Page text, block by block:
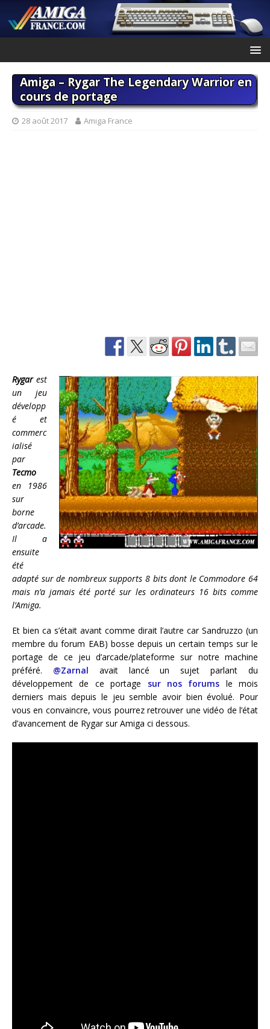
Amiga – Rygar The Legendary Warrior en
cours de portage
28 août 2017 Amiga France
Rygarest
un jeu
développ
é et
commerc
ialisé
par
Tecmo
en 1986
sur
borne
d’arcade.
Il a
ensuite
été
adapté sur de nombreux supports 8 bits dont le Commodore 64
mais n’a jamais été porté sur les ordinateurs 16 bits comme
l’Amiga.
Et bien ca s’était avant comme dirait l’autre car Sandruzzo (un
membre du forum EAB) bosse depuis un certain temps sur le
portage de ce jeu d’arcade/plateforme sur notre machine
préféré. @Zarnal avait lancé un sujet parlant du
développement de ce portage sur nos forums le mois
derniers mais depuis le jeu semble avoir bien évolué. Pour
vous en convaincre, vous pourrez retrouver une vidéo de l’état
d’avancement de Rygar sur Amiga ci dessous.